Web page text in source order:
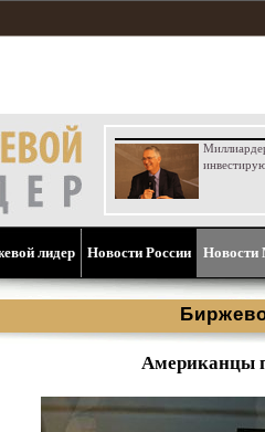
лидер Новости России Новости
Американцы